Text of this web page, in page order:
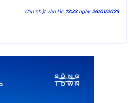
Cập nhật vào lúc 13:33ngày 26/01/2026